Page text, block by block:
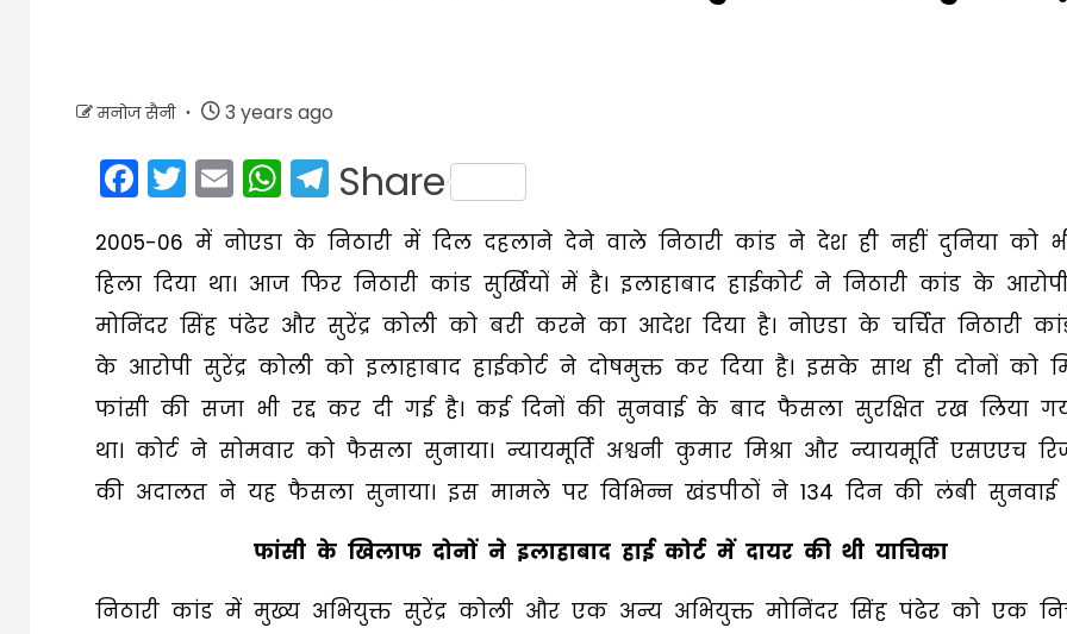
मनोज सैनी 3 years ago
Facebook
Twitter
EmailWhatsApp
Telegram
Share
2005-06 में नोएडा के निठारी में दिल दहलाने देने वाले निठारी कांड ने देश ही नहीं दुनिया को
हिला दिया था। आज फिर निठारी कांड सुर्खियों में है। इलाहाबाद हाईकोर्ट ने निठारी कांड के
मोनिंदर सिंह पंढेर और सुरेंद्र कोली को बरी करने का आदेश दिया है। नोएडा के चर्चित निठारी
के आरोपी सुरेंद्र कोली को इलाहाबाद हाईकोर्ट ने दोषमुक्त कर दिया है। इसके साथ ही दोनों को
फांसी की सजा भी रद्द कर दी गई है। कई दिनों की सुनवाई के बाद फैसला सुरक्षित रख लिया
था। कोर्ट ने सोमवार को फैसला सुनाया। न्यायमूर्ति अश्वनी कुमार मिश्रा और न्यायमूर्ति एसएएच
की अदालत ने यह फैसला सुनाया। इस मामले पर विभिन्न खंडपीठों ने 134 दिन की लंबी सुनवाई
फांसी के खिलाफ दोनों ने इलाहाबाद हाई कोर्ट में दायर की थी याचिका
निठारी कांड में मुख्य अभियुक्त सुरेंद्र कोली और एक अन्य अभियुक्त मोनिंदर सिंह पंढेर को एक